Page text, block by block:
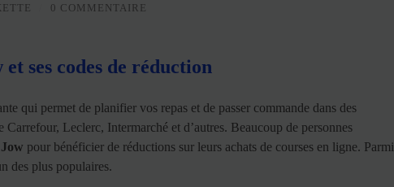
0 COMMENTAIRE
ses codes de réduction
qui permet de planifier vos repas et de passer commande dans des
Carrefour, Leclerc, Intermarché et d’autres. Beaucoup de personnes
pour bénéficier de réductions sur leurs achats de courses en ligne. Parmi
des plus populaires.